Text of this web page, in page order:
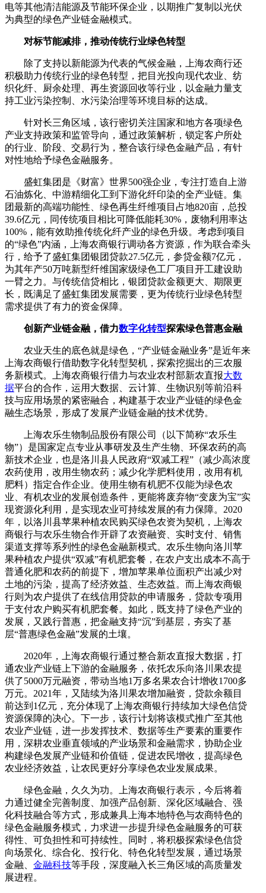
电等其他清洁能源及节能环保企业，以期推广复制以光伏
为典型的绿色产业链金融模式。
对标节能减排，推动传统行业绿色转型
除了支持以新能源为代表的气候金融，上海农商行还
积极助力传统行业的绿色转型，把目光投向现代农业、纺
织化纤、厨余处理、再生资源回收等行业，以金融力量支
持工业污染控制、水污染治理等环境目标的达成。
针对长三角区域，该行密切关注国家和地方各项绿色
产业支持政策和监管导向，通过政策解析，锁定客户所处
的行业、阶段、交易行为，整合该行绿色金融产品，有针
对性地给予绿色金融服务。
盛虹集团是《财富》世界500强企业，专注打造自上游
石油炼化、中游精细化工到下游化纤印染的全产业链。集
团最新的高端功能性、绿色再生纤维项目占地820亩，总投
39.6亿元，同传统项目相比可降低能耗30%，废物利用率达
100%，能有效助推传统化纤产业的绿色升级。考虑到项目
的“绿色”内涵，上海农商银行调动各方资源，作为联合牵头
行，给予了盛虹集团银团贷款27.5亿元，参贷金额7亿元，
为其年产50万吨新型纤维国家级绿色工厂项目开工建设助
一臂之力。与传统信贷相比，银团贷款金额更大、期限更
长，既满足了盛虹集团发展需要，更为传统行业绿色转型
需求提供了有力的资金保障。
创新产业链金融，借力数字化转型探索绿色普惠金融
农业天生的底色就是绿色，“产业链金融业务”是近年来
上海农商银行借助数字化转型契机，探索挖掘出的三农服
务新模式。上海农商银行借力与农业农村部新农直报大数
据平台的合作，运用大数据、云计算、生物识别等前沿科
技与应用场景的紧密融合，构建基于农业产业链的绿色金
融生态场景，形成了发展产业链金融的技术优势。
上海农乐生物制品股份有限公司（以下简称“农乐生
物”）是国家定点专业从事研发及生产生物、环保农药的高
新技术企业，也是洛川县人民政府“双减工程”（减少高浓度
农药使用，改用生物农药；减少化学肥料使用，改用有机
肥料）指定合作企业。使用生物有机肥不仅能为绿色农
业、有机农业的发展创造条件，更能将废弃物“变废为宝”实
现资源化利用，是实现农业可持续发展的有力保障。2020
年，以洛川县苹果种植农民购买绿色农资为契机，上海农
商银行与农乐生物合作开辟了农资融资、实时支付、销售
渠道支撑等系列性的绿色金融新模式。农乐生物向洛川苹
果种植农户提供“双减”有机肥套餐，在农户支出成本不高于
普通化肥和农药的前提下，增加苹果单位面积产出减少对
土地的污染，提高了经济效益、生态效益。而上海农商银
行则为农户提供了在线信用贷款的申请服务，贷款专项用
于支付农户购买有机肥套餐。如此，既支持了绿色产业的
发展，又践行普惠，把金融支持“沉”到基层，夯实了基
层“普惠绿色金融”发展的土壤。
2020年，上海农商银行通过整合新农直报大数据，打
通农业产业链上下游的金融服务，依托农乐向洛川果农提
供了5000万元融资，带动当地1万多名果农合计增收1700多
万元。2021年，又陆续为洛川果农增加融资，贷款余额目
前达到1亿元，充分体现了上海农商银行持续加大绿色信贷
资源保障的决心。下一步，该行计划将该模式推广至其他
农业产业链，进一步发挥技术、数据等生产要素的重要作
用，深耕农业垂直领域的产业场景和金融需求，协助企业
构建绿色发展产业链和价值链，促进农民增收，提高绿色
农业经济效益，让农民更好分享绿色农业发展成果。
绿色金融，久久为功。上海农商银行表示，今后将着
力通过健全完善制度、加强产品创新、深化区域融合、强
化科技融合等方式，形成兼具上海本地特色与农商特色的
绿色金融服务模式，力求进一步提升绿色金融服务的可获
得性、可负担性和可持续性。同时，将积极探索绿色信贷
向场景化、综合化、投行化、特色化转型发展，通过场景
金融、 金融科技等手段，深度融入长三角区域的高质量发
展进程。